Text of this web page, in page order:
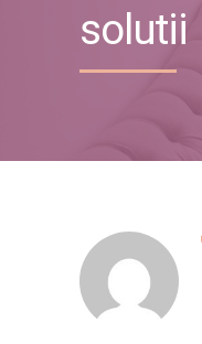
solutii